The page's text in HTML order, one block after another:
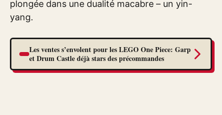
plongée dans une dualité macabre – un yin-
yang.
Les ventes s’envolent pour les LEGO One Piece: Garp
et Drum Castle déjà stars des précommandes